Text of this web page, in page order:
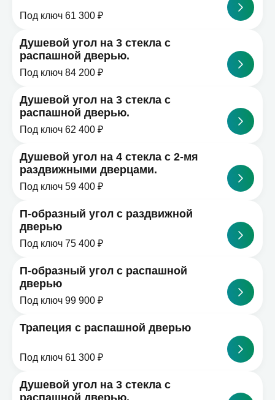
Под ключ 61 300 ₽
Душевой угол на 3 стекла с
распашной дверью.
Под ключ 84 200 ₽
Душевой угол на 3 стекла с
распашной дверью.
Под ключ 62 400 ₽
Душевой угол на 4 стекла с 2-мя
раздвижными дверцами.
Под ключ 59 400 ₽
П-образный угол с раздвижной
дверью
Под ключ 75 400 ₽
П-образный угол с распашной
дверью
Под ключ 99 900 ₽
Трапеция с распашной дверью
Под ключ 61 300 ₽
Душевой угол на 3 стекла с
распашной дверью.